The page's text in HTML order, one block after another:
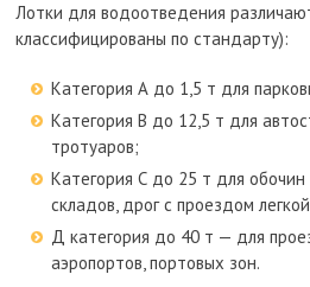
Лотки для водоотведения
классифицированы по стандарту):
Категория А до 1,5 т для
Категория В до 12,5 т для
тротуаров;
Категория С до 25 т для обочин
складов, дрог с проездом
Д категория до 40 т — для
аэропортов, портовых зон.